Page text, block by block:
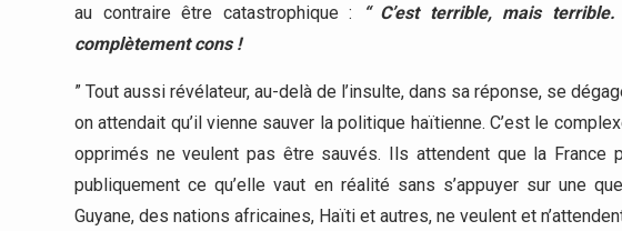
au contraire être catastrophique :
“ C’est terrible, mais
complètement cons !
” Tout aussi révélateur, au-delà de l’insulte, dans sa réponse, se
on attendait qu’il vienne sauver la politique haïtienne. C’est le
opprimés ne veulent pas être sauvés. Ils attendent que la France
publiquement ce qu’elle vaut en réalité sans s’appuyer sur une
Guyane, des nations africaines, Haïti et autres, ne veulent et